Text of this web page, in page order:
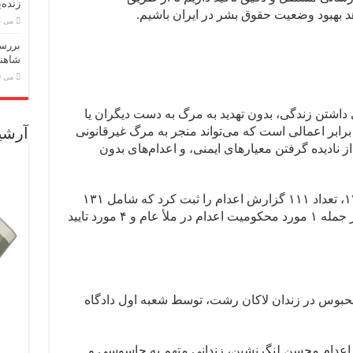
بهبود وضعیت حقوق بشر در ایران باشیم.
زندگی، بدون تهدید به مرگ به دست دیگران یا
اعمالی است که می‌تواند منجر به مرگ غیرقانونی
گرفتن معیارهای ایمنی، و اعدام‌های بدون
گزارش تخلفات: هرانا در اردیبهشت ۱۴۰۴، تعداد ۱۱۱ گزارش اعدام را ثبت کرد که شامل ۱۳۱
مورد اجرای حکم، ۱۳ مورد محکومیت از جمله ۱ مورد محکومیت اعدام در ملأ عام و ۴ مورد تایید
در زندان لاکان رشت، توسط شعبه اول دادگاه
می 24, 2026
می 19, 2026